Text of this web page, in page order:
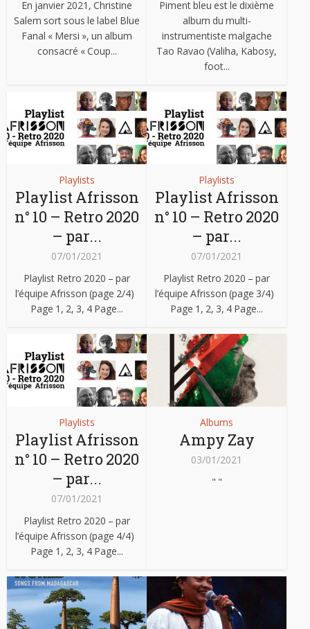
En janvier 2021, Christine
Salem sort sous le label Blue
Fanal « Mersi », un album
consacré « Coup...
Piment bleu est le dixième
album du multi-
instrumentiste malgache
Tao Ravao (Valiha, Kabosy,
foot...
Playlists
Playlist Afrisson
n° 10 – Retro 2020
– par...
07/01/2021
Playlist Retro 2020 – par
l’équipe Afrisson (page 2/4)
Page 1, 2, 3, 4 Page...
Playlists
Playlist Afrisson
n° 10 – Retro 2020
– par...
07/01/2021
Playlist Retro 2020 – par
l’équipe Afrisson (page 3/4)
Page 1, 2, 3, 4 Page...
Playlists
Playlist Afrisson
n° 10 – Retro 2020
– par...
07/01/2021
Playlist Retro 2020 – par
l’équipe Afrisson (page 4/4)
Page 1, 2, 3, 4 Page...
Albums
Ampy Zay
03/01/2021
" "